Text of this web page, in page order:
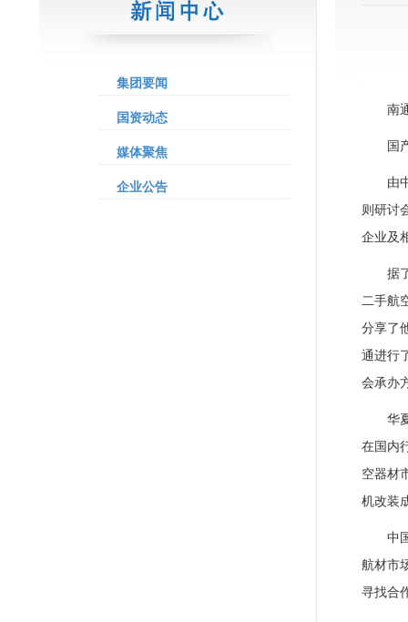
集团要闻
国资动态
媒体聚焦
企业公告
南
国
由
则研讨
企业及
据
二手航
分享了
通进行
会承办
华
在国内
空器材
机改装
中
航材市
寻找合